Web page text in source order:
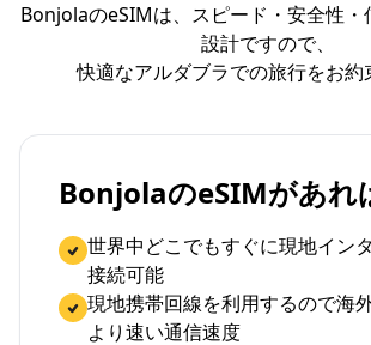
BonjolaのeSIMは、スピード・安全性・
設計ですので、
快適なアルダブラでの旅行をお約
BonjolaのeSIMがあれ
世界中どこでもすぐに現地イン
接続可能
現地携帯回線を利用するので海
より速い通信速度